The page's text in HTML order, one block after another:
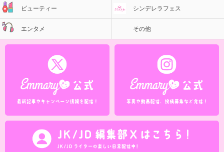
ビューティー シンデレラフェス
エンタメ その他